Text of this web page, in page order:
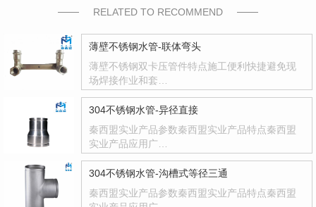
RELATED TO RECOMMEND
薄壁不锈钢水管-联体弯头
薄壁不锈钢双卡压管件特点施工便利快捷避免现
场焊接作业和套…
304不锈钢水管-异径直接
秦西盟实业产品参数秦西盟实业产品特点秦西盟
实业产品应用广…
304不锈钢水管-沟槽式等径三通
秦西盟实业产品参数秦西盟实业产品特点秦西盟